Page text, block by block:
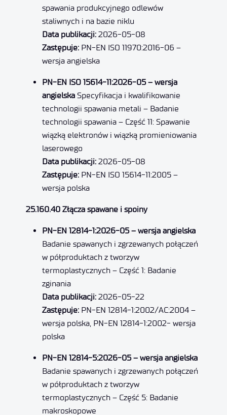
spawania produkcyjnego odlewów
staliwnych i na bazie niklu
Data publikacji: 2026-05-08
Zastępuje: PN-EN ISO 11970:2016-06 –
wersja angielska
PN-EN ISO 15614-11:2026-05 – wersja
angielska Specyfikacja i kwalifikowanie
technologii spawania metali – Badanie
technologii spawania – Część 11: Spawanie
wiązką elektronów i wiązką promieniowania
laserowego
Data publikacji: 2026-05-08
Zastępuje: PN-EN ISO 15614-11:2005 –
wersja polska
25.160.40 Złącza spawane i spoiny
PN-EN 12814-1:2026-05 – wersja angielska
Badanie spawanych i zgrzewanych połączeń
w półproduktach z tworzyw
termoplastycznych – Część 1: Badanie
zginania
Data publikacji: 2026-05-22
Zastępuje: PN-EN 12814-1:2002/AC:2004 –
wersja polska, PN-EN 12814-1:2002- wersja
polska
PN-EN 12814-5:2026-05 – wersja angielska
Badanie spawanych i zgrzewanych połączeń
w półproduktach z tworzyw
termoplastycznych – Część 5: Badanie
makroskopowe